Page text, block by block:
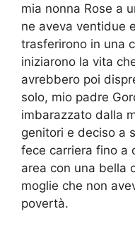
mia nonna Rose a
ne aveva ventidue
trasferirono in una
iniziarono la vita
avrebbero poi
solo, mio padre
imbarazzato dalla
genitori e deciso a
fece carriera fino a
area con una bella
moglie che non
povertà.